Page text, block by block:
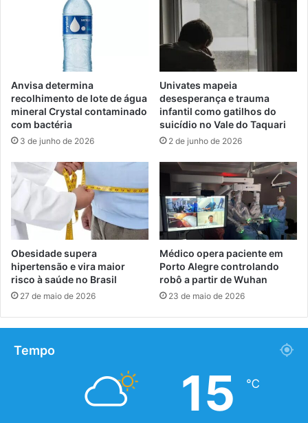
Anvisa determina
recolhimento de lote de água
mineral Crystal contaminado
com bactéria
3 de junho de 2026
Univates mapeia
desesperança e trauma
infantil como gatilhos do
suicídio no Vale do Taquari
2 de junho de 2026
Obesidade supera
hipertensão e vira maior
risco à saúde no Brasil
27 de maio de 2026
Médico opera paciente em
Porto Alegre controlando
robô a partir de Wuhan
23 de maio de 2026
Tempo
15 ℃